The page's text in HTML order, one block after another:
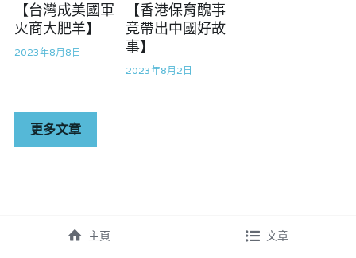
【台灣成美國軍
火商大肥羊】
2023年8月8日
【香港保育醜事
竟帶出中國好故
事】
2023年8月2日
更多文章
宏福苑聽證會
招國偉專欄
林淑芳專欄
主頁 文章